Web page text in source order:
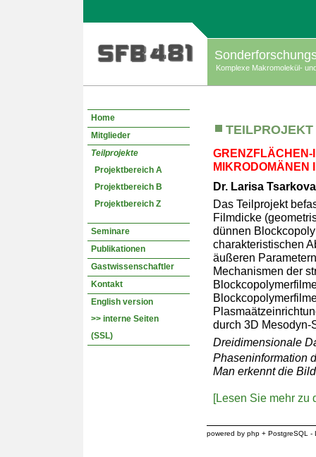
Komplexe Makromolekül-
Home
Mitglieder
Teilprojekte
Projektbereich A
Projektbereich B
Projektbereich Z
Seminare
Publikationen
Gastwissenschaftler
Kontakt
English version
>> interne Seiten
(SSL)
GRENZFLÄCHEN-
MIKRODOMÄNEN
Dr. Larisa
Das Teilprojekt
Filmdicke
dünnen
charakteristischen
äußeren
Mechanismen der
durch 3D Mesodyn-
Dreidimensionale
Phaseninformation
Man erkennt die
[Lesen Sie mehr zu
powered by php + PostgreSQL